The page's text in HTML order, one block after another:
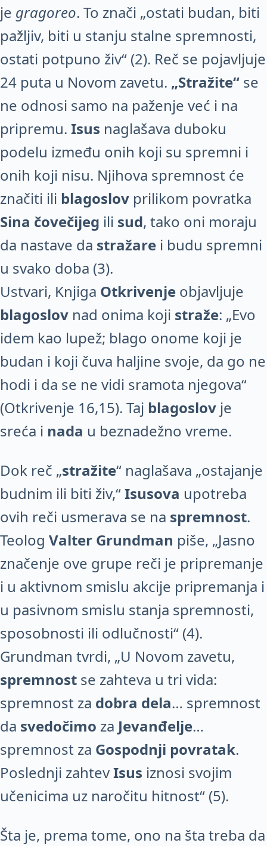
je gragoreo. To znači „ostati budan, biti
pažljiv, biti u stanju stalne spremnosti,
ostati potpuno živ“ (2). Reč se pojavljuje
24 puta u Novom zavetu. „Stražite“ se
ne odnosi samo na paženje već i na
pripremu. Isus naglašava duboku
podelu između onih koji su spremni i
onih koji nisu. Njihova spremnost će
značiti ili blagoslov prilikom povratka
Sina čovečijeg ili sud, tako oni moraju
da nastave da stražare i budu spremni
u svako doba (3).
Ustvari, Knjiga Otkrivenje objavljuje
blagoslov nad onima koji straže: „Evo
idem kao lupež; blago onome koji je
budan i koji čuva haljine svoje, da go ne
hodi i da se ne vidi sramota njegova“
(Otkrivenje 16,15). Taj blagoslov je
sreća i nada u beznadežno vreme.
Dok reč „stražite“ naglašava „ostajanje
budnim ili biti živ,“Isusova upotreba
ovih reči usmerava se na spremnost.
Teolog Valter Grundman piše, „Jasno
značenje ove grupe reči je pripremanje
i u aktivnom smislu akcije pripremanja i
u pasivnom smislu stanja spremnosti,
sposobnosti ili odlučnosti“ (4).
Grundman tvrdi, „U Novom zavetu,
spremnost se zahteva u tri vida:
spremnost za dobra dela… spremnost
da svedočimo za Jevanđelje…
spremnost za Gospodnji povratak.
Poslednji zahtevIsus iznosi svojim
učenicima uz naročitu hitnost“ (5).
Šta je, prema tome, ono na šta treba da